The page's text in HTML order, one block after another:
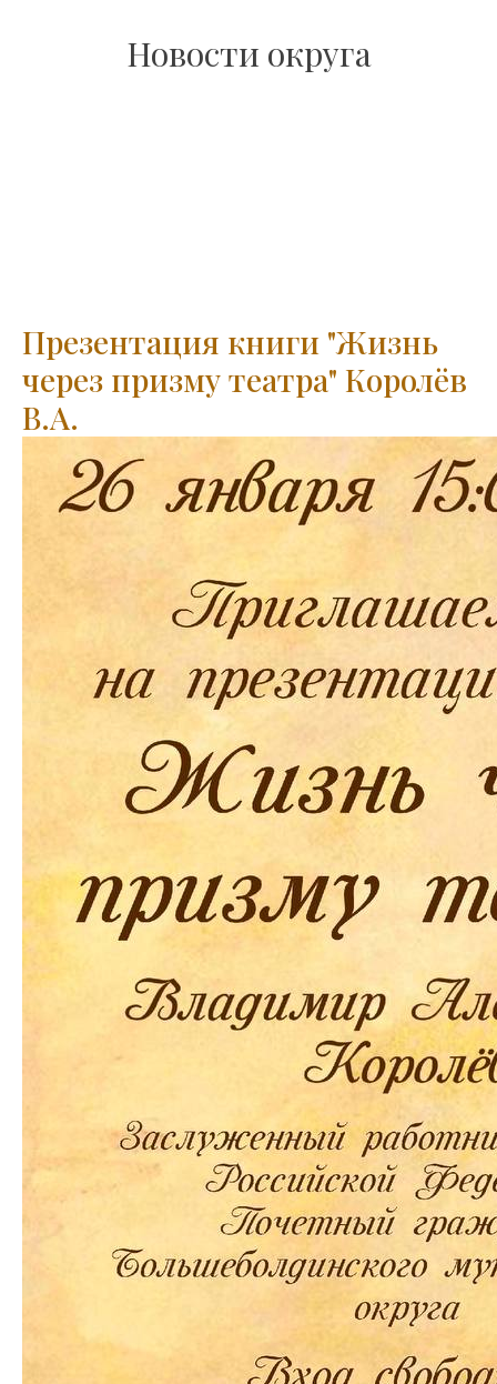
Новости округа
Презентация книги "Жизнь
через призму театра" Королёв
В.А.